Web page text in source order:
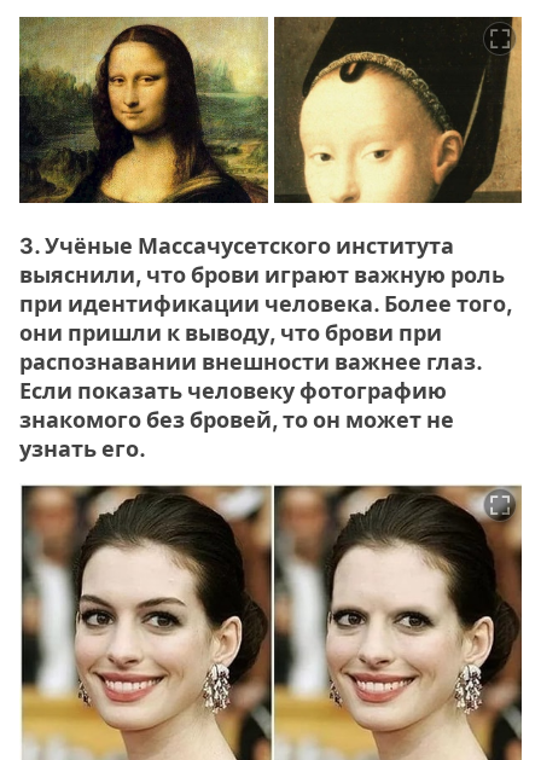
3. Учёные Массачусетского института
выяснили, что брови играют важную роль
при идентификации человека. Более того,
они пришли к выводу, что брови при
распознавании внешности важнее глаз.
Если показать человеку фотографию
знакомого без бровей, то он может не
узнать его.